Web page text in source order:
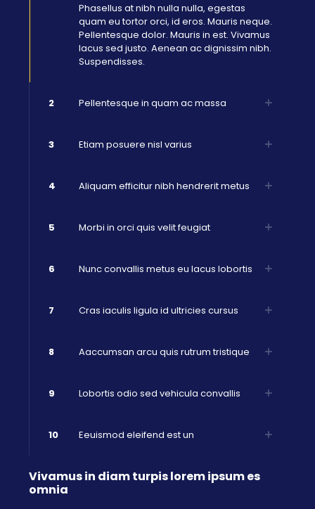
Phasellus at nibh nulla nulla, egestas
quam eu tortor orci, id eros. Mauris neque.
Pellentesque dolor. Mauris in est. Vivamus
lacus sed justo. Aenean ac dignissim nibh.
Suspendisses.
2 Pellentesque in quam ac massa
3 Etiam posuere nisl varius
4 Aliquam efficitur nibh hendrerit metus
5 Morbi in orci quis velit feugiat
6 Nunc convallis metus eu lacus lobortis
7 Cras iaculis ligula id ultricies cursus
8 Aaccumsan arcu quis rutrum tristique
9 Lobortis odio sed vehicula convallis
10 Eeuismod eleifend est un
Vivamus in diam turpis lorem ipsum es
omnia